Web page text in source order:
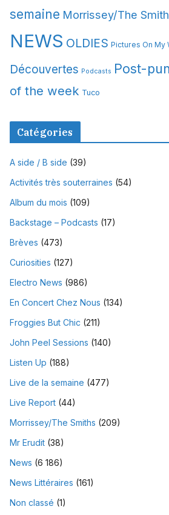
semaine Morrissey/The
NEWS OLDIES Pictures On My
Découvertes Podcasts Post-
of the week Tuco
Catégories
A side / B side (39)
Activités très souterraines (54)
Album du mois (109)
Backstage – Podcasts (17)
Brèves (473)
Curiosities (127)
Electro News (986)
En Concert Chez Nous (134)
Froggies But Chic (211)
John Peel Sessions (140)
Listen Up (188)
Live de la semaine (477)
Live Report (44)
Morrissey/The Smiths (209)
Mr Erudit (38)
News (6 186)
News Littéraires (161)
Non classé (1)